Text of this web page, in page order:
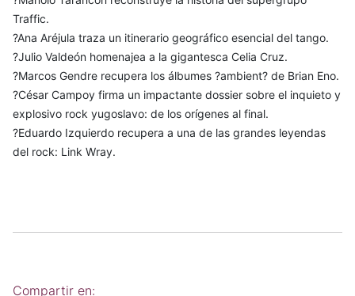
Traffic.
?Ana Aréjula traza un itinerario geográfico esencial del tango.
?Julio Valdeón homenajea a la gigantesca Celia Cruz.
?Marcos Gendre recupera los álbumes ?ambient? de Brian Eno.
?César Campoy firma un impactante dossier sobre el inquieto y
explosivo rock yugoslavo: de los orígenes al final.
?Eduardo Izquierdo recupera a una de las grandes leyendas
del rock: Link Wray.
Compartir en: